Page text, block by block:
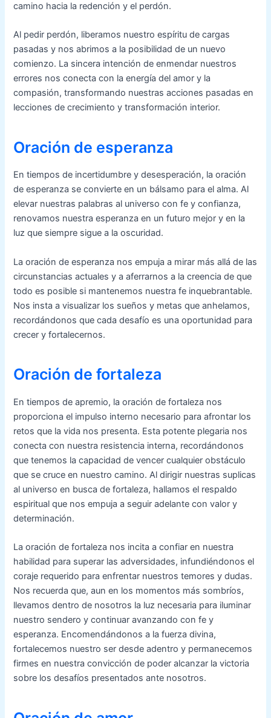
camino hacia la redención y el perdón.
Al pedir perdón, liberamos nuestro espíritu de cargas
pasadas y nos abrimos a la posibilidad de un nuevo
comienzo. La sincera intención de enmendar nuestros
errores nos conecta con la energía del amor y la
compasión, transformando nuestras acciones pasadas en
lecciones de crecimiento y transformación interior.
Oración de esperanza
En tiempos de incertidumbre y desesperación, la oración
de esperanza se convierte en un bálsamo para el alma. Al
elevar nuestras palabras al universo con fe y confianza,
renovamos nuestra esperanza en un futuro mejor y en la
luz que siempre sigue a la oscuridad.
La oración de esperanza nos empuja a mirar más allá de las
circunstancias actuales y a aferrarnos a la creencia de que
todo es posible si mantenemos nuestra fe inquebrantable.
Nos insta a visualizar los sueños y metas que anhelamos,
recordándonos que cada desafío es una oportunidad para
crecer y fortalecernos.
Oración de fortaleza
En tiempos de apremio, la oración de fortaleza nos
proporciona el impulso interno necesario para afrontar los
retos que la vida nos presenta. Esta potente plegaria nos
conecta con nuestra resistencia interna, recordándonos
que tenemos la capacidad de vencer cualquier obstáculo
que se cruce en nuestro camino. Al dirigir nuestras suplicas
al universo en busca de fortaleza, hallamos el respaldo
espiritual que nos empuja a seguir adelante con valor y
determinación.
La oración de fortaleza nos incita a confiar en nuestra
habilidad para superar las adversidades, infundiéndonos el
coraje requerido para enfrentar nuestros temores y dudas.
Nos recuerda que, aun en los momentos más sombríos,
llevamos dentro de nosotros la luz necesaria para iluminar
nuestro sendero y continuar avanzando con fe y
esperanza. Encomendándonos a la fuerza divina,
fortalecemos nuestro ser desde adentro y permanecemos
firmes en nuestra convicción de poder alcanzar la victoria
sobre los desafíos presentados ante nosotros.